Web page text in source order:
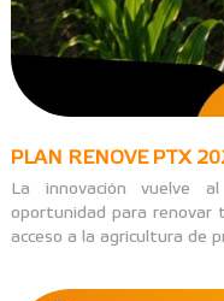
PLAN RENOVE PTX
La innovación vuelve
oportunidad para renovar
acceso a la agricultura de